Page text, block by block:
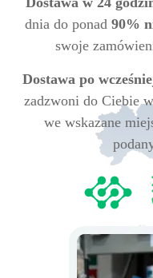
dnia do ponad 90%
swoje
Dostawa po
zadzwoni do Ciebie
we wskazane